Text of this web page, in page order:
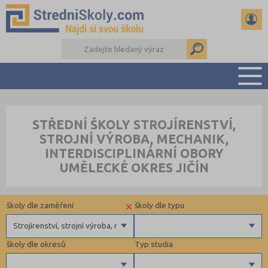
PŘÍPRAVA NA PŘIJÍMAČKY
DŮLEŽITÉ TERMÍNY
REFERÁTY A SEMINÁRKY
STŘEDNÍ ŠKOLY STROJÍRENSTVÍ,
STROJNÍ VÝROBA, MECHANIK,
INTERDISCIPLINÁRNÍ OBORY
UMĚLECKÉ OKRES JIČÍN
Typ studia
školy dle okresů
školy dle typu
×
Strojírenství, strojní výroba, mechanik, interdisciplinární obory
školy dle zaměření
Gymnázia